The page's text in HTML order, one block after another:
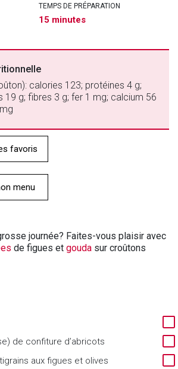
TEMPS DE PRÉPARATION
15 minutes
calories 123; protéines 4 g;
19 g; fibres 3 g; fer 1 mg; calcium 56
favoris
menu
journée? Faites-vous plaisir avec
de figues et gouda sur croûtons
de confiture d’abricots
aux figues et olives